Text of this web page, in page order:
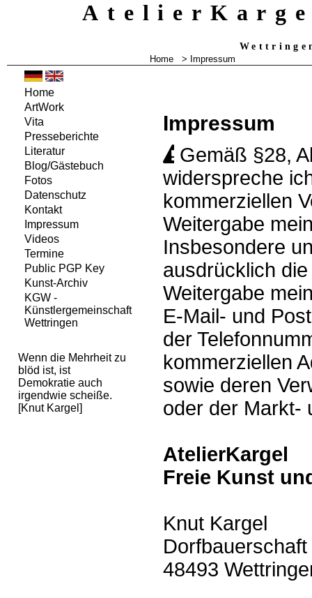
Home > Impressum
Impressum
Gemäß §28,
widerspreche
kommerziellen
Weitergabe
Insbesondere
ausdrücklich
Weitergabe
E-Mail- und
der
kommerziellen
sowie deren
oder der Markt-
AtelierKargel
Freie Kunst
Knut Kargel
Dorfbauerschaft
48493
Home
ArtWork
Vita
Presseberichte
Literatur
Blog/Gästebuch
Fotos
Datenschutz
Kontakt
Impressum
Videos
Termine
Public PGP Key
Kunst-Archiv
KGW -
Künstlergemeinschaft
Wettringen
Wenn die Mehrheit zu
blöd ist, ist
Demokratie auch
irgendwie scheiße.
[Knut Kargel]